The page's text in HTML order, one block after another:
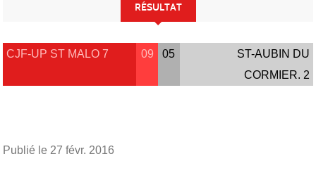
RÉSULTAT
CJF-UP ST MALO 7 09 05
ST-AUBIN DU
CORMIER. 2
Publié le 27 févr. 2016